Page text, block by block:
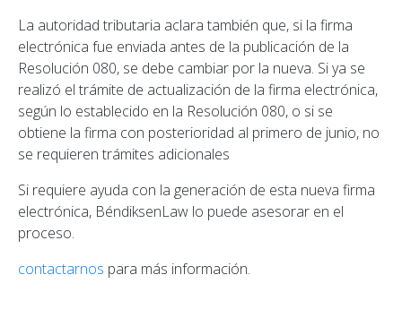
La autoridad tributaria aclara también que, si la firma
electrónica fue enviada antes de la publicación de la
Resolución 080, se debe cambiar por la nueva. Si ya se
realizó el trámite de actualización de la firma electrónica,
según lo establecido en la Resolución 080, o si se
obtiene la firma con posterioridad al primero de junio, no
se requieren trámites adicionales
Si requiere ayuda con la generación de esta nueva firma
electrónica, BéndiksenLaw lo puede asesorar en el
proceso.
contactarnos para más información.